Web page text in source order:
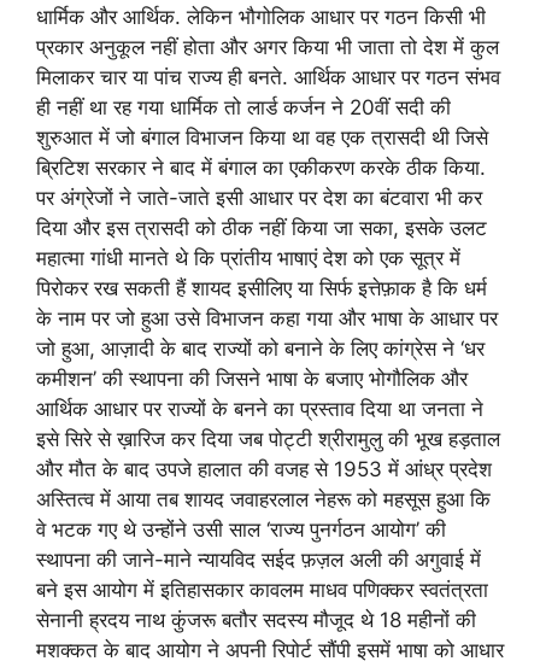
धार्मिक और आर्थिक. लेकिन भौगोलिक आधार पर गठन किसी भी
प्रकार अनुकूल नहीं होता और अगर किया भी जाता तो देश में कुल
मिलाकर चार या पांच राज्य ही बनते. आर्थिक आधार पर गठन संभव
ही नहीं था रह गया धार्मिक तो लार्ड कर्जन ने 20वीं सदी की
शुरुआत में जो बंगाल विभाजन किया था वह एक त्रासदी थी जिसे
ब्रिटिश सरकार ने बाद में बंगाल का एकीकरण करके ठीक किया.
पर अंग्रेजों ने जाते-जाते इसी आधार पर देश का बंटवारा भी कर
दिया और इस त्रासदी को ठीक नहीं किया जा सका, इसके उलट
महात्मा गांधी मानते थे कि प्रांतीय भाषाएं देश को एक सूत्र में
पिरोकर रख सकती हैं शायद इसीलिए या सिर्फ इत्तेफ़ाक है कि धर्म
के नाम पर जो हुआ उसे विभाजन कहा गया और भाषा के आधार पर
जो हुआ, आज़ादी के बाद राज्यों को बनाने के लिए कांग्रेस ने ‘धर
कमीशन’ की स्थापना की जिसने भाषा के बजाए भोगौलिक और
आर्थिक आधार पर राज्यों के बनने का प्रस्ताव दिया था जनता ने
इसे सिरे से ख़ारिज कर दिया जब पोट्टी श्रीरामुलु की भूख हड़ताल
और मौत के बाद उपजे हालात की वजह से 1953 में आंध्र प्रदेश
अस्तित्व में आया तब शायद जवाहरलाल नेहरू को महसूस हुआ कि
वे भटक गए थे उन्होंने उसी साल ‘राज्य पुनर्गठन आयोग’ की
स्थापना की जाने-माने न्यायविद सईद फ़ज़ल अली की अगुवाई में
बने इस आयोग में इतिहासकार कावलम माधव पणिक्कर स्वतंत्रता
सेनानी ह्रदय नाथ कुंजरू बतौर सदस्य मौजूद थे 18 महीनों की
मशक्कत के बाद आयोग ने अपनी रिपोर्ट सौंपी इसमें भाषा को आधार